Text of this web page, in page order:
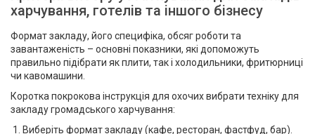
харчування, готелів та іншого бізнесу
Формат закладу, його специфіка, обсяг роботи та
завантаженість – основні показники, які допоможуть
правильно підібрати як плити, так і холодильники, фритюрниці
чи кавомашини.
Коротка покрокова інструкція для охочих вибрати техніку для
закладу громадського харчування:
Виберіть формат закладу (кафе, ресторан, фастфуд, бар).